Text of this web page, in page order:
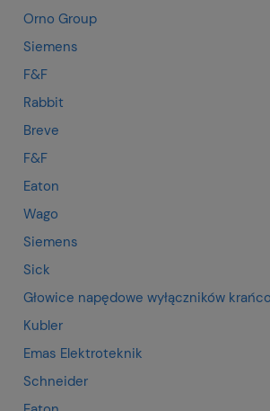
Orno Group
Siemens
F&F
Rabbit
Breve
F&F
Eaton
Wago
Siemens
Sick
Głowice napędowe wyłączników
Kubler
Emas Elektroteknik
Schneider